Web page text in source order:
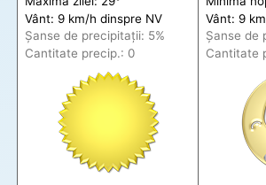
Vânt: 9 km/h dinspre NV
Șanse de precipitații: 5%
Cantitate precip.: 0
Vânt: 9
Șanse de
Cantitate